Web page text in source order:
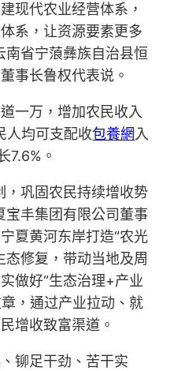
现代农业经营体系，
系，让资源要素更多
南省宁蒗彝族自治县恒
事长鲁权代表说。
一万，增加农民收入
人均可支配收包養網入
7.6%。
，巩固农民持续增收势
宝丰集团有限公司董事
夏黄河东岸打造“农光
态修复，带动当地及周
做好“生态治理+产业
，通过产业拉动、就
增收致富渠道。
铆足干劲、苦干实